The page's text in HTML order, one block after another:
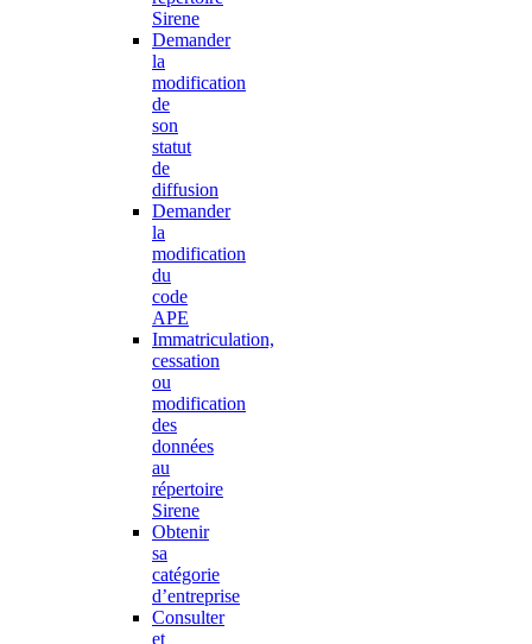
Sirene
Demander
la
modification
de
son
statut
de
diffusion
Demander
la
modification
du
code
APE
Immatriculation,
cessation
ou
modification
des
données
au
répertoire
Sirene
Obtenir
sa
catégorie
d’entreprise
Consulter
et